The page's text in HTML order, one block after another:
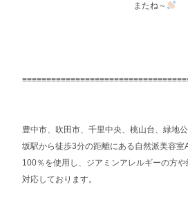
またね～
豊中市、吹田市、千里中央、桃山台、緑地
坂駅から徒歩3分の距離にある自然派美容室
100％を使用し、ジアミンアレルギーの方
対応しております。